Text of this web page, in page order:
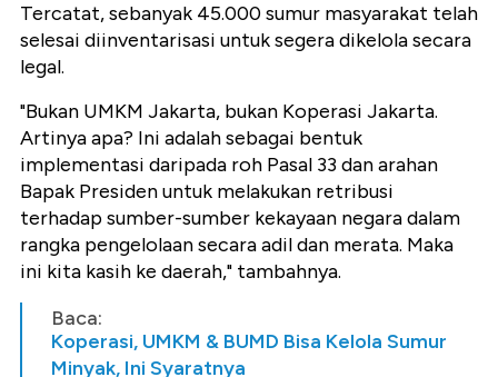
Tercatat, sebanyak 45.000 sumur masyarakat telah
selesai diinventarisasi untuk segera dikelola secara
legal.
"Bukan UMKM Jakarta, bukan Koperasi Jakarta.
Artinya apa? Ini adalah sebagai bentuk
implementasi daripada roh Pasal 33 dan arahan
Bapak Presiden untuk melakukan retribusi
terhadap sumber-sumber kekayaan negara dalam
rangka pengelolaan secara adil dan merata. Maka
ini kita kasih ke daerah," tambahnya.
Baca:
Koperasi, UMKM & BUMD Bisa Kelola Sumur
Minyak, Ini Syaratnya